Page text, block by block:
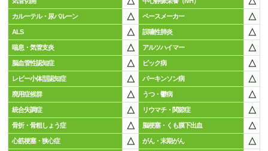
カルーテル・尿バルーン △ ペースメーカー △
ALS △ 誤嚥性肺炎 △
喘息・気管支炎 △ アルツハイマー △
脳血管性認知症 △ ピック病 △
レビー小体型認知症 △ パーキンソン病 △
廃用症候群 △ うつ・鬱病 △
統合失調症 △ リウマチ・関節症 △
骨折・骨粗しょう症 △ 脳梗塞・くも膜下出血 △
心筋梗塞・狭心症 △ がん・末期がん △